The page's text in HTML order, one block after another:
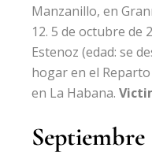
Manzanillo, en
5 de octubre de
Estenoz (edad: se
hogar en el
en La Habana.
Septiembre